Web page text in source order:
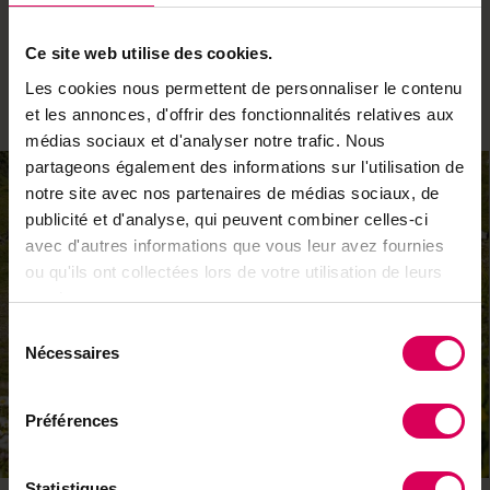
Ce site web utilise des cookies.
Les cookies nous permettent de personnaliser le contenu
et les annonces, d'offrir des fonctionnalités relatives aux
médias sociaux et d'analyser notre trafic. Nous
partageons également des informations sur l'utilisation de
notre site avec nos partenaires de médias sociaux, de
publicité et d'analyse, qui peuvent combiner celles-ci
avec d'autres informations que vous leur avez fournies
ou qu'ils ont collectées lors de votre utilisation de leurs
services.
consentement
Nécessaires
Préférences
fr./nuit en glamping. Au moment de la réservation,
apéro à déguster dans votre tente.